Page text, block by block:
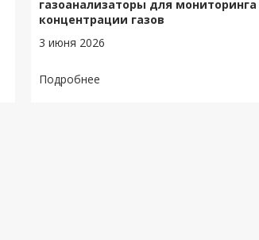
газоанализаторы для мониторинга
концентрации газов
3 июня 2026